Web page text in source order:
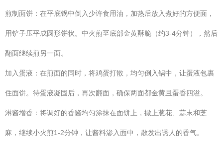
煎制面饼：在平底锅中倒入少许食用油，加热后放入煮好的方便面，
用铲子压平成圆形饼状。中火煎至底部金黄酥脆（约3-4分钟），然后
翻面继续煎另一面。
加入蛋液：在煎面的同时，将鸡蛋打散，均匀倒入锅中，让蛋液包裹
住面饼。待蛋液凝固后，再次翻面，确保两面都金黄且蛋香四溢。
淋酱增香：将调好的香酱均匀涂抹在面饼上，撒上葱花、蒜末和芝
麻，继续小火煎1-2分钟，让酱料渗入面中，散发出诱人的香气。